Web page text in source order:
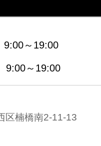
9:00～19:00
9:00～19:00
区楠橋南2-11-13